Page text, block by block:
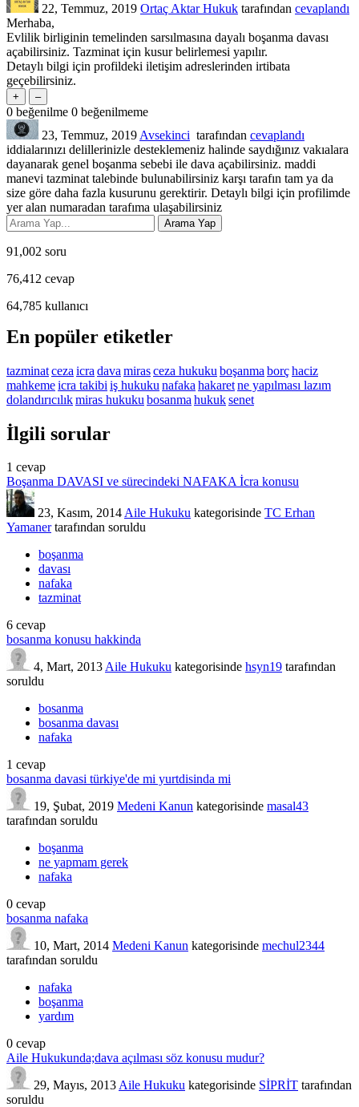
22, Temmuz, 2019 Ortaç Aktar Hukuk tarafından cevaplandı
Merhaba,
Evlilik birliginin temelinden sarsılmasına dayalı boşanma davası
açabilirsiniz. Tazminat için kusur belirlemesi yapılır.
Detaylı bilgi için profildeki iletişim adreslerinden irtibata
geçebilirsiniz.
0 beğenilme 0 beğenilmeme
23, Temmuz, 2019 Avsekinci tarafından cevaplandı
iddialarınızı delillerinizle desteklemeniz halinde saydığınız vakıalara
dayanarak genel boşanma sebebi ile dava açabilirsiniz. maddi
manevi tazminat talebinde bulunabilirsiniz karşı tarafın tam ya da
size göre daha fazla kusurunu gerektirir. Detaylı bilgi için profilimde
yer alan numaradan tarafıma ulaşabilirsiniz
91,002 soru
76,412 cevap
64,785 kullanıcı
En popüler etiketler
tazminatceza icra dava mirasceza hukuku boşanma borçhaciz
mahkemeicra takibi iş hukuku nafaka hakaretne yapılması lazım
dolandırıcılıkmiras hukuku bosanma hukuksenet
İlgili sorular
1 cevap
Boşanma DAVASI ve sürecindeki NAFAKA İcra konusu
23, Kasım, 2014Aile Hukuku kategorisinde TC Erhan
Yamaner tarafından soruldu
boşanma
davası
nafaka
tazminat
6 cevap
bosanma konusu hakkinda
4, Mart, 2013Aile Hukuku kategorisinde hsyn19 tarafından
soruldu
bosanma
bosanma davası
nafaka
1 cevap
bosanma davasi türkiye'de mi yurtdisinda mi
19, Şubat, 2019 Medeni Kanun kategorisinde masal43
tarafından soruldu
boşanma
ne yapmam gerek
nafaka
0 cevap
bosanma nafaka
10, Mart, 2014 Medeni Kanun kategorisinde mechul2344
tarafından soruldu
nafaka
boşanma
yardım
0 cevap
Aile Hukukunda;dava açılması söz konusu mudur?
29, Mayıs, 2013Aile Hukuku kategorisinde SİPRİT tarafından
soruldu